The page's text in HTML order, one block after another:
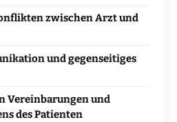
zwischen Arzt und
und gegenseitiges
Vereinbarungen und
des Patienten